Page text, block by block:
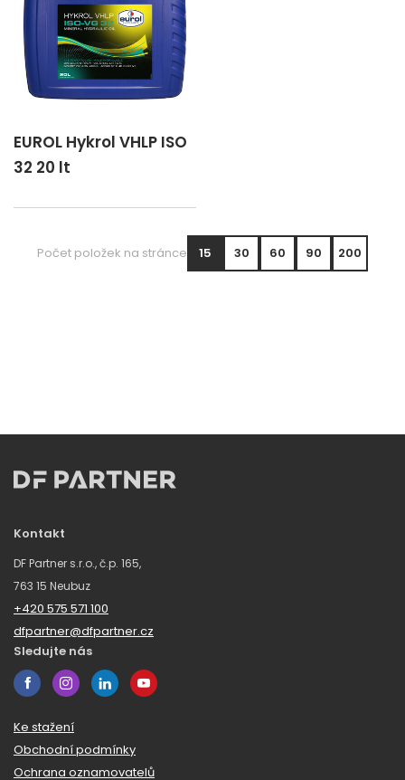
EUROL Hykrol VHLP ISO
32 20 lt
Počet položek na stránce 15 30 60 90 200
Kontakt
DF Partner s.r.o., č.p. 165,
763 15 Neubuz
+420 575 571 100
dfpartner@dfpartner.cz
Sledujte nás
Ke stažení
Obchodní podmínky
Ochrana oznamovatelů